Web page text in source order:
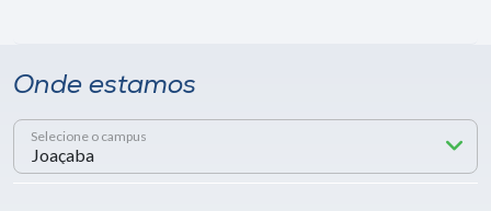
Onde estamos
Selecione o campus